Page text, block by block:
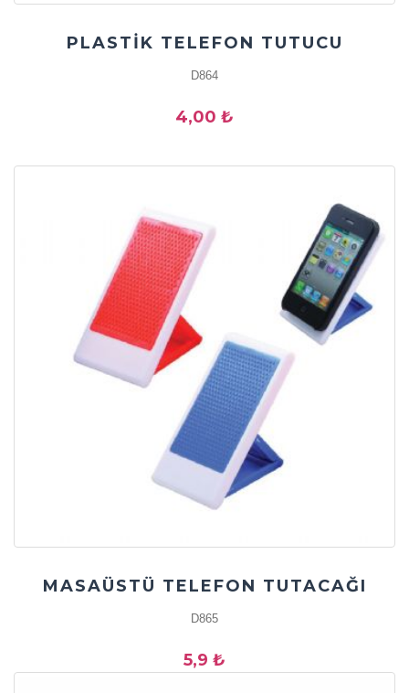
PLASTİK TELEFON TUTUCU
D864
4,00 ₺
MASAÜSTÜ TELEFON TUTACAĞI
D865
5,9 ₺